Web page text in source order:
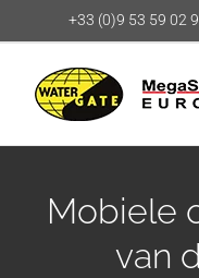
naar
+33 (0)9 53 59 02
Mobiele
van